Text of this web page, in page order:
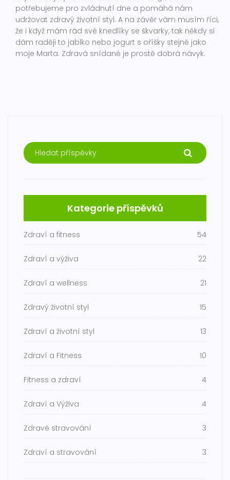
potřebujeme pro zvládnutí dne a pomáhá nám
udržovat zdravý životní styl. A na závěr vám musím říci,
že i když mám rád své knedlíky se škvarky, tak někdy si
dám raději to jablko nebo jogurt s oříšky stejně jako
moje Marta. Zdravá snídaně je prostě dobrá návyk.
Kategorie příspěvků
Zdraví a fitness 54
Zdraví a výživa 22
Zdraví a wellness 21
Zdravý životní styl 15
Zdraví a životní styl 13
Zdraví a Fitness 10
Fitness a zdraví 4
Zdraví a Výživa 4
Zdravé stravování 3
Zdraví a stravování 3